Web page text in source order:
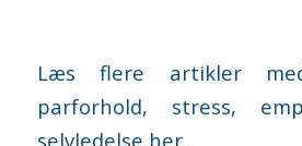
Læs flere artikler
parforhold, stress,
selvledelse her.